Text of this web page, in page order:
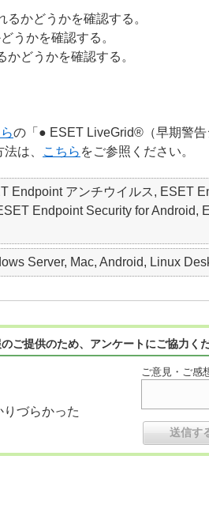
かどうかを確認する。
うかを確認する。
どうかを確認する。
の「● ESET LiveGrid®（早期警告
は、
こちら をご参照ください。
Endpoint アンチウイルス, ESET
Endpoint Security for
Server, Mac, Android, Linux
のご提供のため、アンケートにご協力く
づらかった
ご意見・ご感